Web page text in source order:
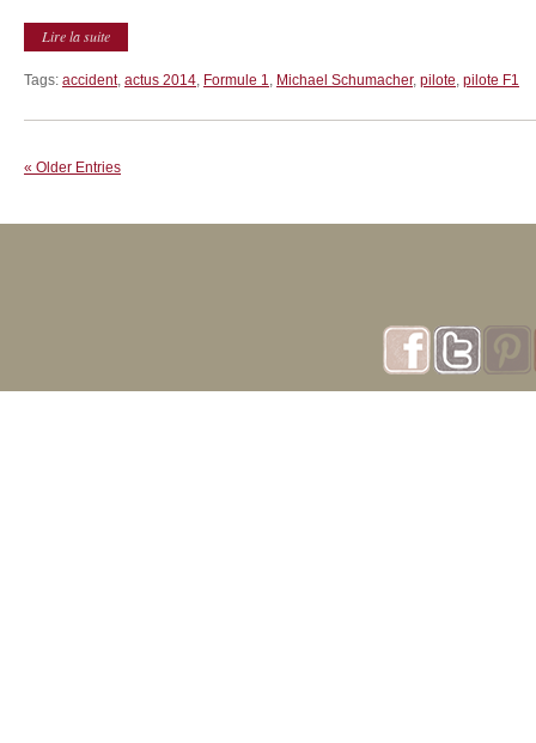
Lire la suite
Tags: accident, actus 2014, Formule 1, Michael Schumacher, pilote, pilote F1
« Older Entries